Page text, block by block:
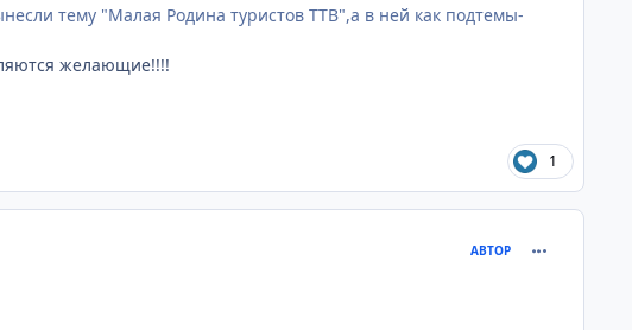
тему "Малая Родина туристов ТТВ",а в ней как подтемы-
желающие!!!!
1
АВТОР